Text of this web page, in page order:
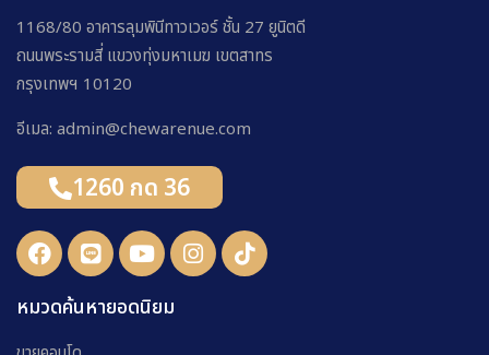
1168/80 อาคารลุมพินีทาวเวอร์ ชั้น 27 ยูนิตดี
ถนนพระรามสี่ แขวงทุ่งมหาเมฆ เขตสาทร
กรุงเทพฯ 10120
อีเมล: admin@chewarenue.com
1260 กด 36
หมวดค้นหายอดนิยม